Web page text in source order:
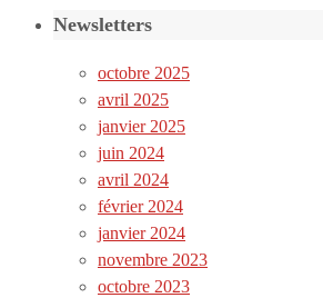
Newsletters
octobre 2025
avril 2025
janvier 2025
juin 2024
avril 2024
février 2024
janvier 2024
novembre 2023
octobre 2023